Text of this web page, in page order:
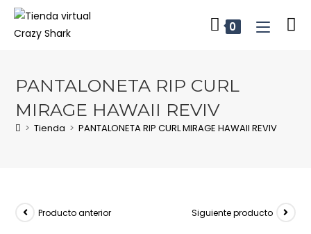
0
PANTALONETA RIP CURL
MIRAGE HAWAII REVIV
> Tienda > PANTALONETA RIP CURL MIRAGE HAWAII REVIV
Producto anterior Siguiente producto